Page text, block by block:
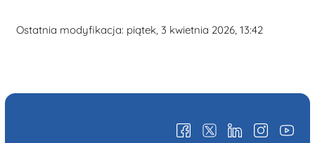
Ostatnia modyfikacja: piątek, 3 kwietnia 2026, 13:42